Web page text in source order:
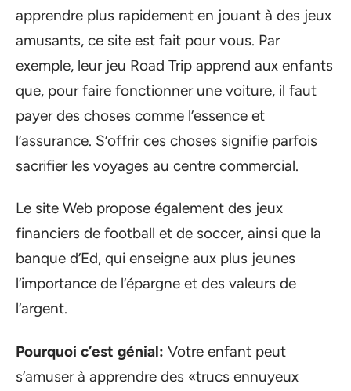
apprendre plus rapidement en jouant à des jeux
amusants, ce site est fait pour vous. Par
exemple, leur jeu Road Trip apprend aux enfants
que, pour faire fonctionner une voiture, il faut
payer des choses comme l’essence et
l’assurance. S’offrir ces choses signifie parfois
sacrifier les voyages au centre commercial.
Le site Web propose également des jeux
financiers de football et de soccer, ainsi que la
banque d’Ed, qui enseigne aux plus jeunes
l’importance de l’épargne et des valeurs de
l’argent.
Pourquoi c’est génial: Votre enfant peut
s’amuser à apprendre des «trucs ennuyeux